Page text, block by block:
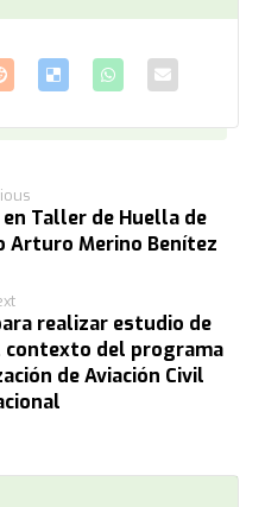
Taller de Huella de
Arturo Merino Benítez
realizar estudio de
contexto del programa
de Aviación Civil